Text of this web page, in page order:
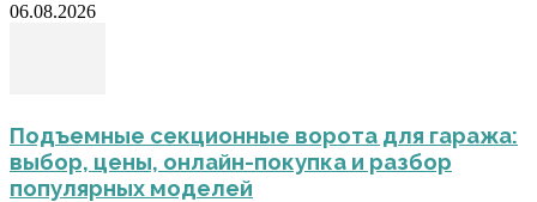
06.08.2026
Подъемные секционные ворота для гаража:
выбор, цены, онлайн-покупка и разбор
популярных моделей